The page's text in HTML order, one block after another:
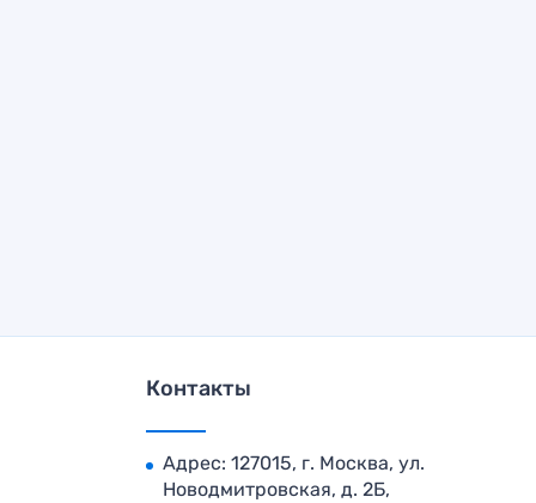
Контакты
Адрес: 127015, г. Москва, ул.
Новодмитровская, д. 2Б,